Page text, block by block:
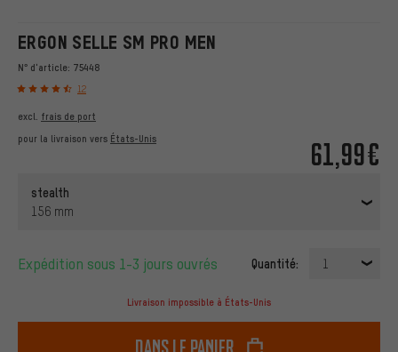
ERGON SELLE SM PRO MEN
N° d'article: 75448
12
61,99€
excl. frais de port
pour la livraison vers États-Unis
stealth
156 mm
Expédition sous 1-3 jours ouvrés Quantité: 1
Livraison impossible à États-Unis